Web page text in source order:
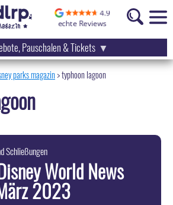
Pauschalen & Tickets
parks magazin>typhoon lagoon
Schließungen
World News
2023